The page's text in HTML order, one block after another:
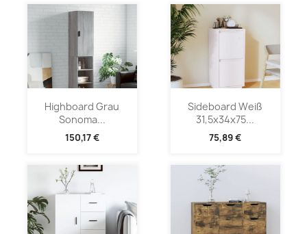
Highboard Grau
Sonoma...
150,17 €
Sideboard Weiß
31,5x34x75...
75,89 €